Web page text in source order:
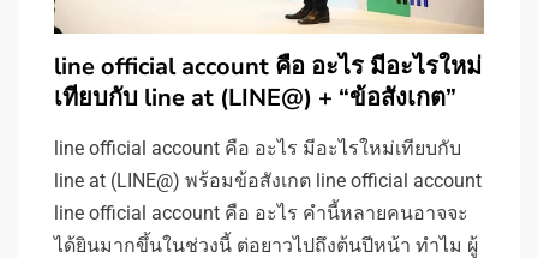
line official account คือ อะไร มีอะไรใหม่
เทียบกับ line at (LINE@) + “ข้อสังเกต”
line official account คือ อะไร มีอะไรใหม่เทียบกับ
line at (LINE@) พร้อมข้อสังเกต line official account
line official account คือ อะไร คำนี้หลายคนอาจจะ
ได้ยินมากขึ้นในช่วงนี้ ต่อยาวไปถึงต้นปีหน้า ทำไม ผู้